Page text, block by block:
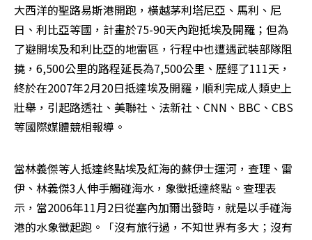
大西洋的聖路易斯港開跑，橫越茅利塔尼亞、馬利、尼
日、利比亞等國，計畫於75-90天內跑抵埃及開羅；但為
了避開埃及和利比亞的地雷區，行程中也遭遇武裝部隊阻
撓，6,500公里的路程延長為7,500公里、歷經了111天，
終於在2007年2月20日抵達埃及開羅，順利完成人類史上
壯舉，引起路透社、美聯社、法新社、CNN、BBC、CBS
等國際媒體競相報導。
當林義傑等人抵達終點埃及紅海的蘇伊士運河，查理、雷
伊、林義傑3人伸手觸碰海水，象徵抵達終點。查理表
示，當2006年11月2日從塞內加爾出發時，就是以手碰海
港的水象徵起跑。「沒有旅行過，不知世界有多大；沒有